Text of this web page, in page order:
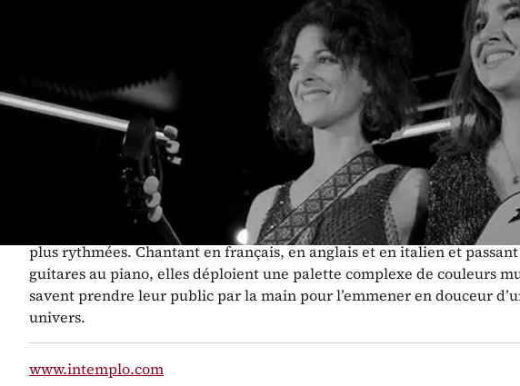
présente le concert du duo indie folk
révélation musicale 2023.
Après avoir ébloui leur public sur diverses scènes romandes,
européennes, le duo Marzella est de retour à Orbe pour nous
indie folk éthéré aux harmonies féminines délicates.
Formé de Marzia et Ella, auteures-compositrices-interprètes, multi-
de talent, ce groupe a su, petit à petit, créer son identité propre, que
musiciennes distillent lors de concerts alternant morceaux intimistes
plus rythmées. Chantant en français, en anglais et en italien et passant
guitares au piano, elles déploient une palette complexe de couleurs
savent prendre leur public par la main pour l’emmener en douceur
univers.
www.intemplo.com